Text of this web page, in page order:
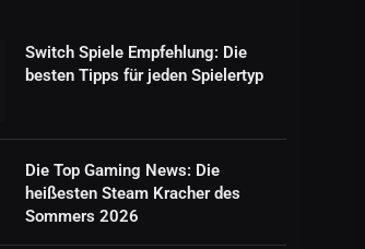
Switch Spiele Empfehlung: Die
besten Tipps für jeden Spielertyp
Die Top Gaming News: Die
heißesten Steam Kracher des
Sommers 2026